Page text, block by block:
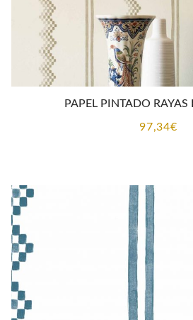
PAPEL PINTADO RAYAS
97,34€